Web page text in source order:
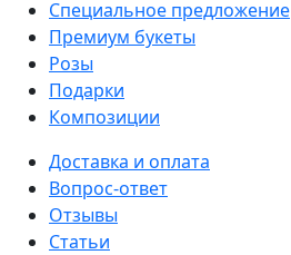
Специальное предложение
Премиум букеты
Розы
Подарки
Композиции
Доставка и оплата
Вопрос-ответ
Отзывы
Статьи